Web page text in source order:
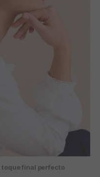
toque final perfecto